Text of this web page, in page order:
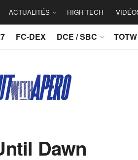
ACTUALITÉS HIGH-TECH
FC-DEX DCE / SBC TOTW
Dawn